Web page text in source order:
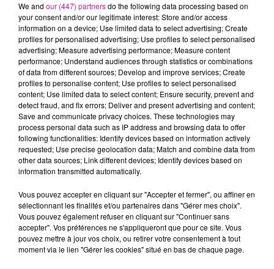
Au sein du service Marketing vos missions sont:
la réalisation de supports de communication (papier,
vidéo, …)
la réalisation de contenus WEB
la transmission des supports lors des réunions avec
les commerciaux, mise à jour des supports de
présentations des produits
Présentation et remontée des informations lors des
réunions
en avant des produits ( en Anglais)
PROFIL RECHERCHÉ
Issu(e) d'une formation de type BAC + 3 dans le domaine de
We and our (447) partnersdo the following data processing based on
your consent and/or our legitimate interest: Store and/or access
information on a device; Use limited data to select advertising; Create
profiles for personalised advertising; Use profiles to select personalised
advertising; Measure advertising performance; Measure content
performance; Understand audiences through statistics or combinations
of data from different sources; Develop and improve services; Create
profiles to personalise content; Use profiles to select personalised
content; Use limited data to select content; Ensure security, prevent and
detect fraud, and fix errors; Deliver and present advertising and content;
Save and communicate privacy choices. These technologies may
process personal data such as IP address and browsing data to offer
following functionalities: Identify devices based on information actively
requested; Use precise geolocation data; Match and combine data from
other data sources; Link different devices; Identify devices based on
information transmitted automatically.
Vous pouvez accepter en cliquant sur "Accepter et fermer", ou affiner en
sélectionnant les finalités et/ou partenaires dans "Gérer mes choix".
Vous pouvez également refuser en cliquant sur "Continuer sans
accepter". Vos préférences ne s'appliqueront que pour ce site. Vous
pouvez mettre à jour vos choix, ou retirer votre consentement à tout
moment via le lien "Gérer les cookies" situé en bas de chaque page.